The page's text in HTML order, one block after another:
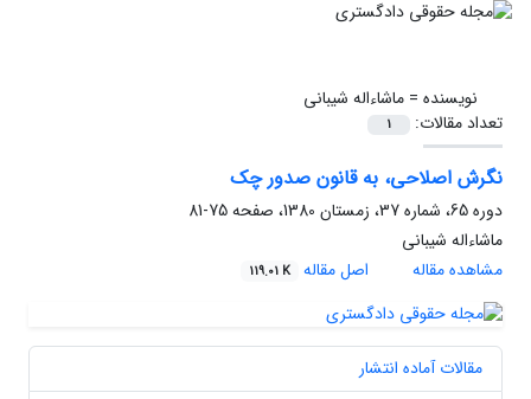
نویسنده =ماشاءاله شیبانی
تعداد مقالات:
1
نگرش اصلاحی، به قانون صدور چک
دوره 65، شماره 37، زمستان 1380، صفحه
75-81
ماشاءاله شیبانی
مشاهده مقاله
اصل مقاله 119.01 K
مقالات آماده انتشار